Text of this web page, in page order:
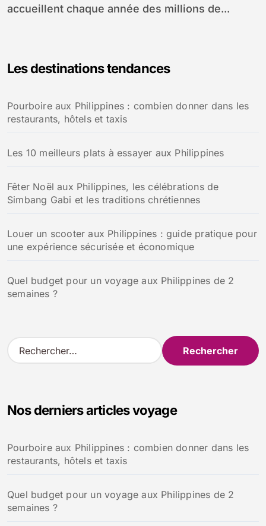
accueillent chaque année des millions de...
Les destinations tendances
Pourboire aux Philippines : combien donner dans les
restaurants, hôtels et taxis
Les 10 meilleurs plats à essayer aux Philippines
Fêter Noël aux Philippines, les célébrations de
Simbang Gabi et les traditions chrétiennes
Louer un scooter aux Philippines : guide pratique pour
une expérience sécurisée et économique
Quel budget pour un voyage aux Philippines de 2
semaines ?
R
e
r
e
r
Nos derniers articles voyage
Pourboire aux Philippines : combien donner dans les
restaurants, hôtels et taxis
Quel budget pour un voyage aux Philippines de 2
semaines ?